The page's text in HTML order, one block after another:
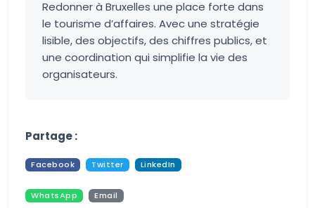
Redonner à Bruxelles une place forte dans
le tourisme d’affaires. Avec une stratégie
lisible, des objectifs, des chiffres publics, et
une coordination qui simplifie la vie des
organisateurs.
Partage :
Facebook Twitter LinkedIn
WhatsApp Email